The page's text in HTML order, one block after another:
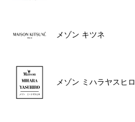
メゾン キツネ
メゾン ミハラヤスヒロ